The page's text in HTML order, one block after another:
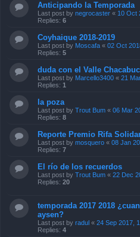
Anticipando la Temporada
Last post by negrocaster « 10 Oct
Replies: 6
Coyhaique 2018-2019
Last post by Moscafa « 02 Oct
Replies: 5
duda con el Valle
Last post by Marcello3400 « 21
Replies: 1
la poza
Last post by Trout Bum « 06 Mar
Replies: 8
Reporte Premio Rifa
Last post by mosquero « 08 Jan
Replies: 7
El río de los recuerdos
Last post by Trout Bum « 22 Dec
Replies: 20
temporada 2017 2018
aysen?
Last post by radul « 24 Sep 2017,
Replies: 4